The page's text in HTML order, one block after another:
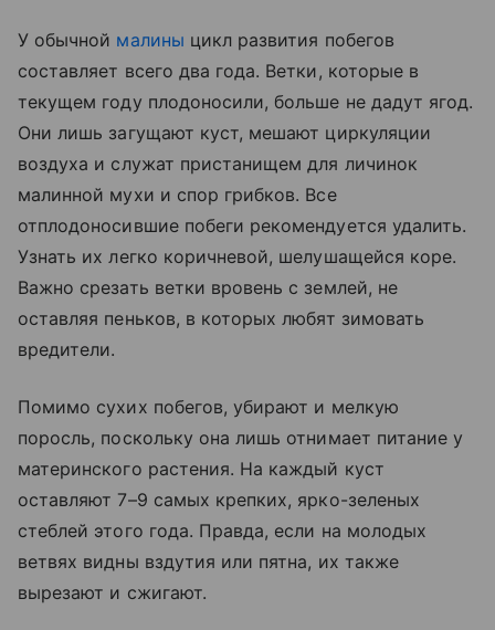
У обычной малины цикл развития побегов
составляет всего два года. Ветки, которые в
текущем году плодоносили, больше не дадут ягод.
Они лишь загущают куст, мешают циркуляции
воздуха и служат пристанищем для личинок
малинной мухи и спор грибков. Все
отплодоносившие побеги рекомендуется удалить.
Узнать их легко коричневой, шелушащейся коре.
Важно срезать ветки вровень с землей, не
оставляя пеньков, в которых любят зимовать
вредители.
Помимо сухих побегов, убирают и мелкую
поросль, поскольку она лишь отнимает питание у
материнского растения. На каждый куст
оставляют 7–9 самых крепких, ярко-зеленых
стеблей этого года. Правда, если на молодых
ветвях видны вздутия или пятна, их также
вырезают и сжигают.